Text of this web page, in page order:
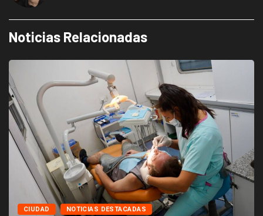
Noticias Relacionadas
CIUDAD NOTICIAS DESTACADAS